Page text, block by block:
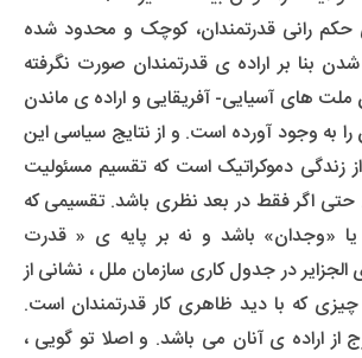
حکم رانی قدرتمندان، کوچک و محدود شده
بنا بر اراده ی قدرتمندان صورت نگرفته
ملت های آسیایی- آفریقایی و اراده ی ماندن
را به وجود آورده است. و از نتایج سیاسی این
زندگی دموکراتیک است که تقسیم مسئولیت
حتی اگر فقط در بعد نظری باشد. تقسیمی که
«وجدان» باشد و نه بر پایه ی « قدرت
در جدول کاری سازمان ملل ، نشانی از
که با دید ظاهری کار قدرتمندان است.
اراده ی آنان می باشد. و اصلا تو گویی ،